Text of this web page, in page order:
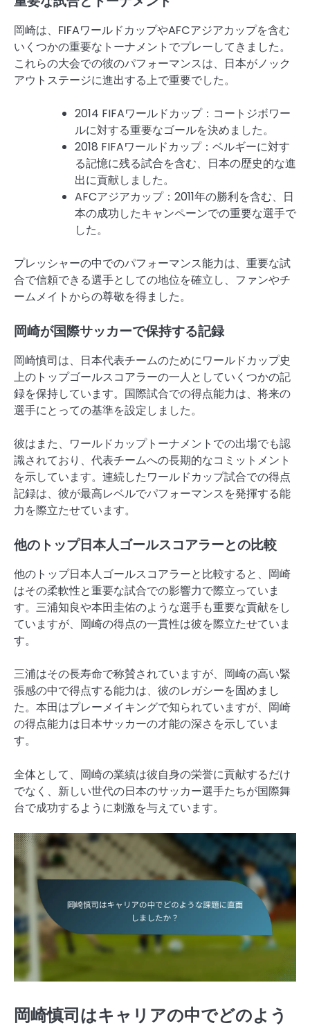
岡崎は、FIFAワールドカップやAFCアジアカップを含む
いくつかの重要なトーナメントでプレーしてきました。
これらの大会での彼のパフォーマンスは、日本がノック
アウトステージに進出する上で重要でした。
2014 FIFAワールドカップ：コートジボワー
ルに対する重要なゴールを決めました。
2018 FIFAワールドカップ：ベルギーに対す
る記憶に残る試合を含む、日本の歴史的な進
出に貢献しました。
AFCアジアカップ：2011年の勝利を含む、日
本の成功したキャンペーンでの重要な選手で
した。
プレッシャーの中でのパフォーマンス能力は、重要な試
合で信頼できる選手としての地位を確立し、ファンやチ
ームメイトからの尊敬を得ました。
岡崎が国際サッカーで保持する記録
岡崎慎司は、日本代表チームのためにワールドカップ史
上のトップゴールスコアラーの一人としていくつかの記
録を保持しています。国際試合での得点能力は、将来の
選手にとっての基準を設定しました。
彼はまた、ワールドカップトーナメントでの出場でも認
識されており、代表チームへの長期的なコミットメント
を示しています。連続したワールドカップ試合での得点
記録は、彼が最高レベルでパフォーマンスを発揮する能
力を際立たせています。
他のトップ日本人ゴールスコアラーとの比較
他のトップ日本人ゴールスコアラーと比較すると、岡崎
はその柔軟性と重要な試合での影響力で際立っていま
す。三浦知良や本田圭佑のような選手も重要な貢献をし
ていますが、岡崎の得点の一貫性は彼を際立たせていま
す。
三浦はその長寿命で称賛されていますが、岡崎の高い緊
張感の中で得点する能力は、彼のレガシーを固めまし
た。本田はプレーメイキングで知られていますが、岡崎
の得点能力は日本サッカーの才能の深さを示していま
す。
全体として、岡崎の業績は彼自身の栄誉に貢献するだけ
でなく、新しい世代の日本のサッカー選手たちが国際舞
台で成功するように刺激を与えています。
岡崎慎司はキャリアの中でどのよう